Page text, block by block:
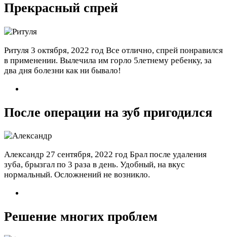
Прекрасный спрей
Ритуля 3 октября, 2022 год Все отлично, спрей понравился
в применении. Вылечила им горло 5летнему ребенку, за
два дня болезни как ни бывало!
После операции на зуб пригодился
Александр 27 сентября, 2022 год Брал после удаления
зуба, брызгал по 3 раза в день. Удобный, на вкус
нормальный. Осложнений не возникло.
Решение многих проблем